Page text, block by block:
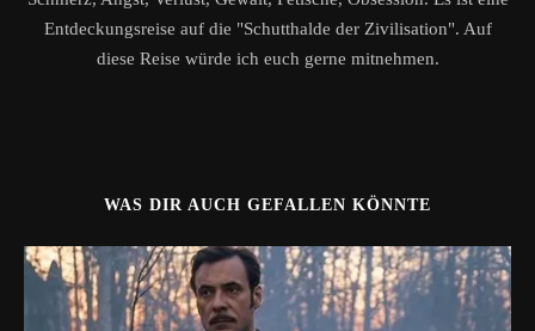
Entdeckungsreise auf die "Schutthalde der Zivilisation". Auf
diese Reise würde ich euch gerne mitnehmen.
WAS DIR AUCH GEFALLEN KÖNNTE